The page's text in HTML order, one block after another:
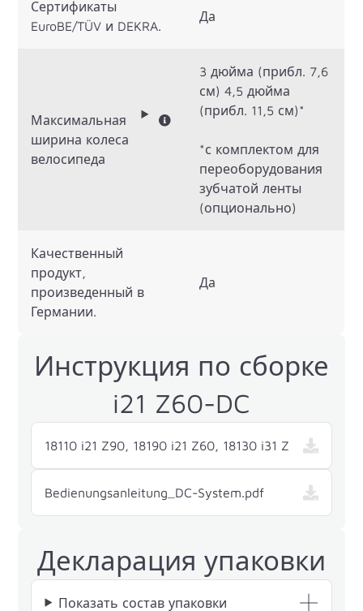
Сертификаты
EuroBE/TÜV и DEKRA.
Да
Максимальная
ширина колеса
велосипеда
3 дюйма (прибл. 7,6
см) 4,5 дюйма
(прибл. 11,5 см)*
*с комплектом для
переоборудования
зубчатой ленты
(опционально)
Качественный
продукт,
произведенный в
Германии.
Да
Инструкция по сборке
i21 Z60-DC
18110 i21 Z90, 18190 i21 Z60, 18130 i31 Z
Bedienungsanleitung_DC-System.pdf
Декларация упаковки
Показать состав упаковки